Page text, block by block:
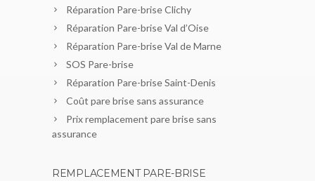
Réparation Pare-brise Clichy
Réparation Pare-brise Val d’Oise
Réparation Pare-brise Val de Marne
SOS Pare-brise
Réparation Pare-brise Saint-Denis
Coût pare brise sans assurance
Prix remplacement pare brise sans
assurance
REMPLACEMENT PARE-BRISE